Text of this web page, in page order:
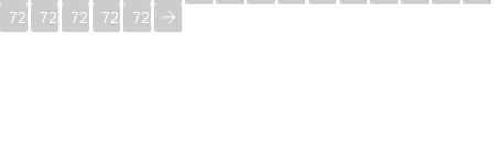
720
721 722 723 724